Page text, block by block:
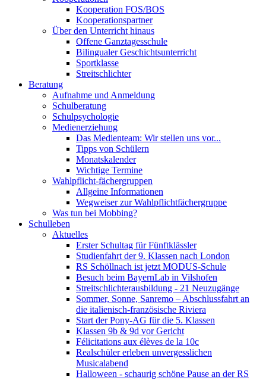
Kooperation FOS/BOS
Kooperationspartner
Über den Unterricht hinaus
Offene Ganztagesschule
Bilingualer Geschichtsunterricht
Sportklasse
Streitschlichter
Beratung
Aufnahme und Anmeldung
Schulberatung
Schulpsychologie
Medienerziehung
Das Medienteam: Wir stellen uns vor...
Tipps von Schülern
Monatskalender
Wichtige Termine
Wahlpflicht-fächergruppen
Allgeine Informationen
Wegweiser zur Wahlpflichtfächergruppe
Was tun bei Mobbing?
Schulleben
Aktuelles
Erster Schultag für Fünftklässler
Studienfahrt der 9. Klassen nach London
RS Schöllnach ist jetzt MODUS-Schule
Besuch beim BayernLab in Vilshofen
Streitschlichterausbildung - 21 Neuzugänge
Sommer, Sonne, Sanremo – Abschlussfahrt an
die italienisch-französische Riviera
Start der Pony-AG für die 5. Klassen
Klassen 9b & 9d vor Gericht
Félicitations aux élèves de la 10c
Realschüler erleben unvergesslichen
Musicalabend
Halloween - schaurig schöne Pause an der RS